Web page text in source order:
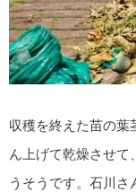
収穫を終えた苗の葉
ん上げて乾燥させて
うそうです。石川